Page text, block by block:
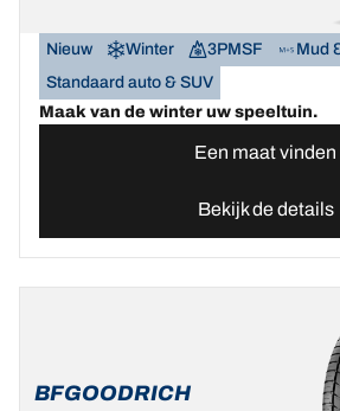
Nieuw Winter 3PMSF
Mud
Standaard auto & SUV
Maak van de winter uw speeltuin.
Een maat vinden
Bekijk de details
BFGOODRICH